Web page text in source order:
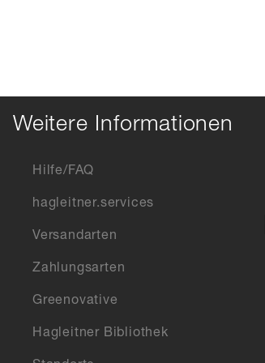
Weitere Informationen
Hilfe/FAQ
hagleitner.services
Versandarten
Zahlungsarten
Greenovative
Hagleitner Bibliothek